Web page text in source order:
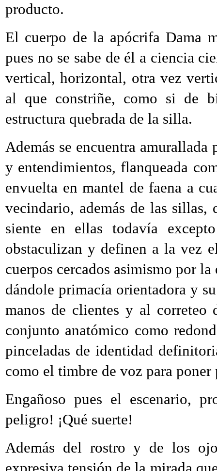
producto.
El cuerpo de la apócrifa Dama
pues no se sabe de él a ciencia
vertical, horizontal, otra vez
al que constriñe, como si de
estructura quebrada de la silla.
Además se encuentra
y entendimientos, flanqueada
envuelta en mantel de faena a
vecindario, además de las sillas,
siente en ellas todavía
obstaculizan y definen a la vez
cuerpos cercados asimismo por
dándole primacía orientadora y
manos de clientes y al correteo
conjunto anatómico como
pinceladas de identidad
como el timbre de voz para poner
Engañoso pues el escenario,
peligro! ¡Qué suerte!
Además del rostro y de los